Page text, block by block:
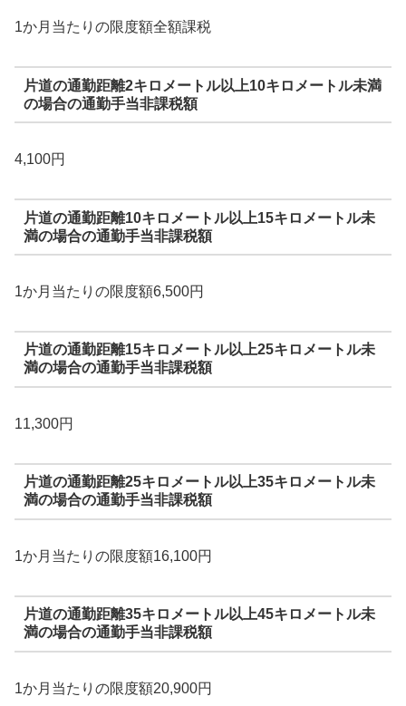
1か月当たりの限度額全額課税
片道の通勤距離2キロメートル以上10キロメートル未満
の場合の通勤手当非課税額
4,100円
片道の通勤距離10キロメートル以上15キロメートル未
満の場合の通勤手当非課税額
1か月当たりの限度額6,500円
片道の通勤距離15キロメートル以上25キロメートル未
満の場合の通勤手当非課税額
11,300円
片道の通勤距離25キロメートル以上35キロメートル未
満の場合の通勤手当非課税額
1か月当たりの限度額16,100円
片道の通勤距離35キロメートル以上45キロメートル未
満の場合の通勤手当非課税額
1か月当たりの限度額20,900円